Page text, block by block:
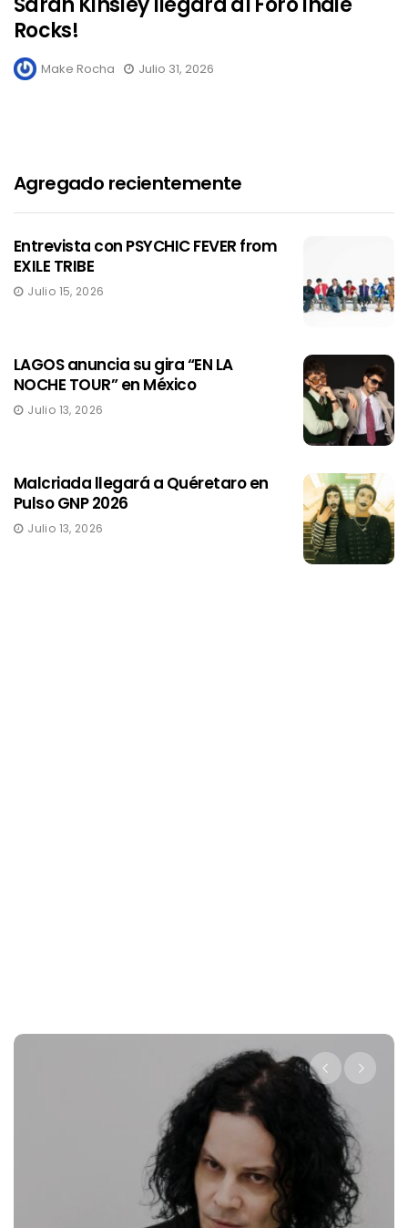
Rocks!
Make Rocha Julio 31, 2026
Agregado recientemente
Entrevista con PSYCHIC FEVER from
EXILE TRIBE
Julio 15, 2026
LAGOS anuncia su gira “EN LA
NOCHE TOUR” en México
Julio 13, 2026
Malcriada llegará a Quéretaro en
Pulso GNP 2026
Julio 13, 2026